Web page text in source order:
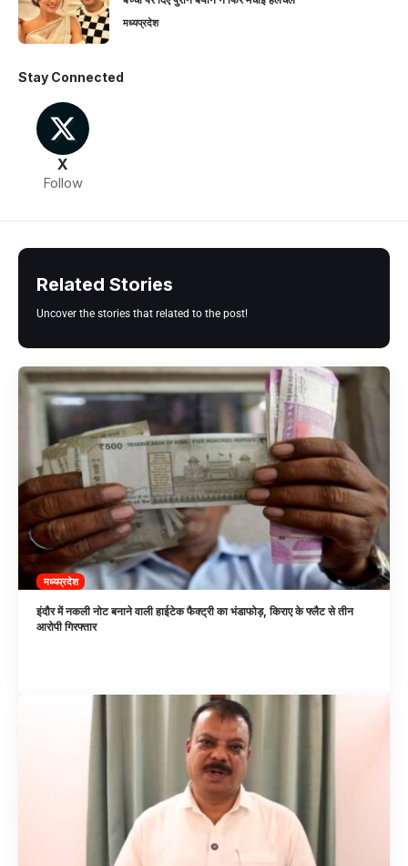
मध्यप्रदेश
Stay Connected
X
Follow
Related Stories
Uncover the stories that related to the post!
मध्यप्रदेश
इंदौर में नकली नोट बनाने वाली हाईटेक फैक्ट्री का भंडाफोड़, किराए के फ्लैट से तीन
आरोपी गिरफ्तार